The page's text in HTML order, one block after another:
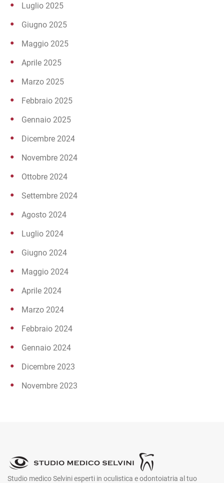
Luglio 2025
Giugno 2025
Maggio 2025
Aprile 2025
Marzo 2025
Febbraio 2025
Gennaio 2025
Dicembre 2024
Novembre 2024
Ottobre 2024
Settembre 2024
Agosto 2024
Luglio 2024
Giugno 2024
Maggio 2024
Aprile 2024
Marzo 2024
Febbraio 2024
Gennaio 2024
Dicembre 2023
Novembre 2023
Studio medico Selvini esperti in oculistica e odontoiatria al tuo